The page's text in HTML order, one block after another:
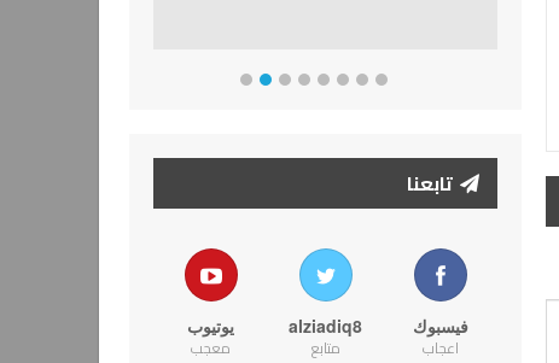
تابعنا
فيسبوك
اعجاب
alziadiq8
متابع
يوتيوب
معجب